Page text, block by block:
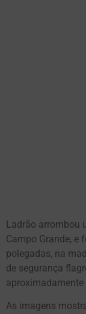
Ladrão arrombou
Campo Grande, e
polegadas, na
de segurança
aproximadamente
As imagens